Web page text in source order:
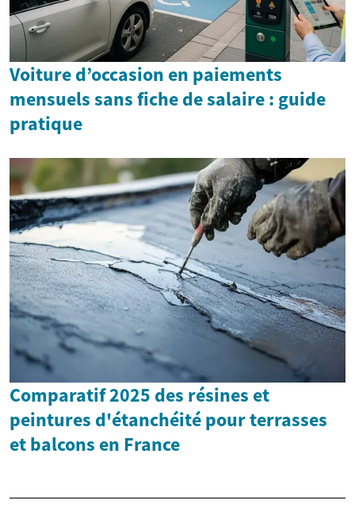
Voiture d’occasion en paiements
mensuels sans fiche de salaire : guide
pratique
Comparatif 2025 des résines et
peintures d'étanchéité pour terrasses
et balcons en France